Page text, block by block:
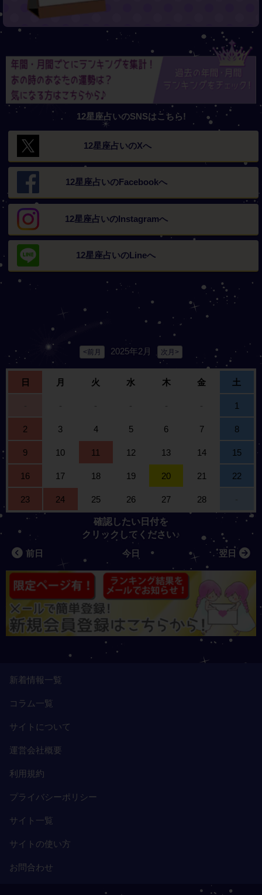
前日 今日 翌日
<前月 2025年2月 次月>
日 月 火 水 木 金 土
- - - - - - 1
2 3 4 5 6 7 8
9 10 11 12 13 14 15
16 17 18 19 20 21 22
23 24 25 26 27 28 -
確認したい日付を
クリックしてください♪
12星座占いのSNSはこちら!
12星座占いのXへ
12星座占いのFacebookへ
12星座占いのInstagramへ
12星座占いのLineへ
新着情報一覧
コラム一覧
サイトについて
運営会社概要
利用規約
プライバシーポリシー
サイト一覧
サイトの使い方
お問合わせ